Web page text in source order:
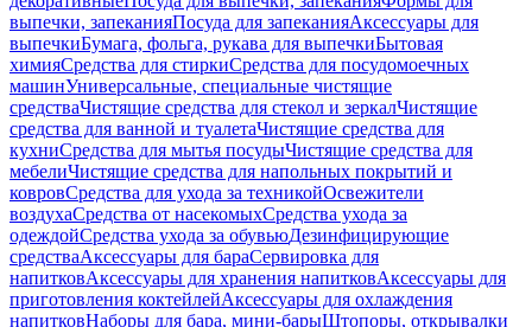
выпечки, запеканияПосуда для запеканияАксессуары для
выпечкиБумага, фольга, рукава для выпечкиБытовая
химияСредства для стиркиСредства для посудомоечных
машинУниверсальные, специальные чистящие
средстваЧистящие средства для стекол и зеркалЧистящие
средства для ванной и туалетаЧистящие средства для
кухниСредства для мытья посудыЧистящие средства для
мебелиЧистящие средства для напольных покрытий и
ковровСредства для ухода за техникойОсвежители
воздухаСредства от насекомыхСредства ухода за
одеждойСредства ухода за обувьюДезинфицирующие
средстваАксессуары для бараСервировка для
напитковАксессуары для хранения напитковАксессуары для
приготовления коктейлейАксессуары для охлаждения
напитковНаборы для бара, мини-барыШтопоры, открывалки